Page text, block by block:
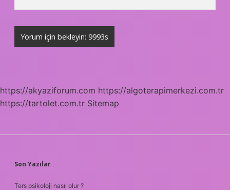
https://akyaziforum.com https://algoterapimerkezi.com.tr
https://tartolet.com.tr Sitemap
SIDEBAR
Son Yazılar
Ters psikoloji nasıl olur ?